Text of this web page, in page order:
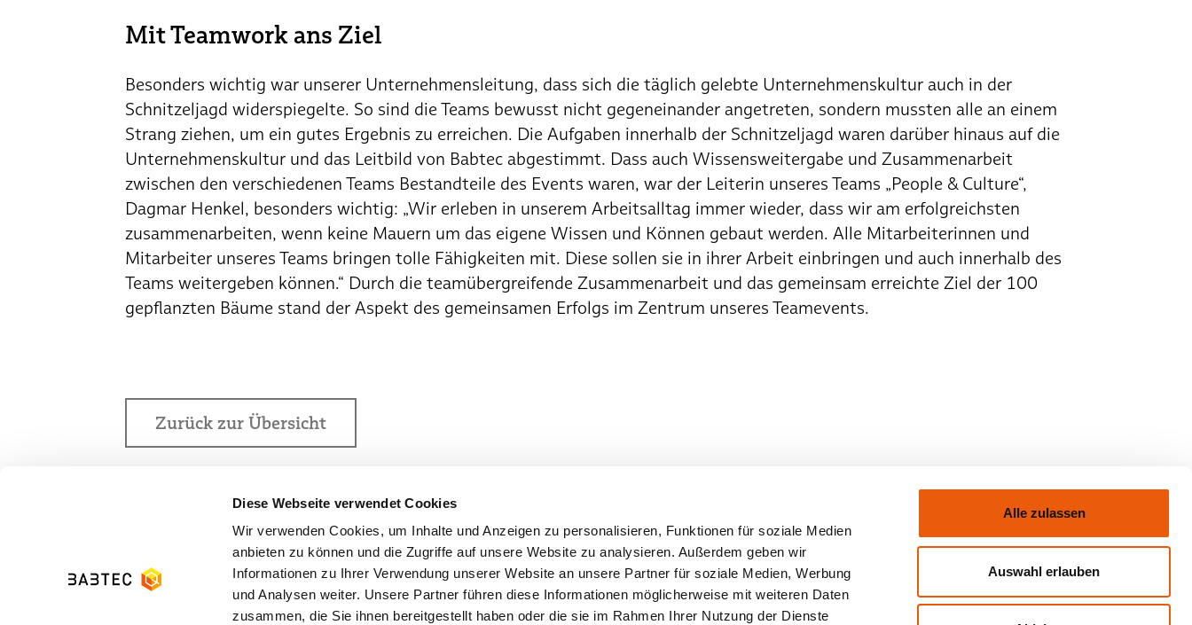
Diese Webseite verwendet Cookies
Wir verwenden Cookies, um Inhalte und Anzeigen zu personalisieren, Funktionen für soziale Medien
anbieten zu können und die Zugriffe auf unsere Website zu analysieren. Außerdem geben wir
Informationen zu Ihrer Verwendung unserer Website an unsere Partner für soziale Medien, Werbung
und Analysen weiter. Unsere Partner führen diese Informationen möglicherweise mit weiteren Daten
zusammen, die Sie ihnen bereitgestellt haben oder die sie im Rahmen Ihrer Nutzung der Dienste
Alle zulassen
Auswahl erlauben
Mit Teamwork ans Ziel
Besonders wichtig war unserer Unternehmensleitung, dass sich die täglich gelebte Unternehmenskultur auch in der
Schnitzeljagd widerspiegelte. So sind die Teams bewusst nicht gegeneinander angetreten, sondern mussten alle an einem
Strang ziehen, um ein gutes Ergebnis zu erreichen. Die Aufgaben innerhalb der Schnitzeljagd waren darüber hinaus auf die
Unternehmenskultur und das Leitbild von Babtec abgestimmt. Dass auch Wissensweitergabe und Zusammenarbeit
zwischen den verschiedenen Teams Bestandteile des Events waren, war der Leiterin unseres Teams „People & Culture“,
Dagmar Henkel, besonders wichtig: „Wir erleben in unserem Arbeitsalltag immer wieder, dass wir am erfolgreichsten
zusammenarbeiten, wenn keine Mauern um das eigene Wissen und Können gebaut werden. Alle Mitarbeiterinnen und
Mitarbeiter unseres Teams bringen tolle Fähigkeiten mit. Diese sollen sie in ihrer Arbeit einbringen und auch innerhalb des
Teams weitergeben können.“ Durch die teamübergreifende Zusammenarbeit und das gemeinsam erreichte Ziel der 100
gepflanzten Bäume stand der Aspekt des gemeinsamen Erfolgs im Zentrum unseres Teamevents.
Zurück zur Übersicht
Die Software für Qualität